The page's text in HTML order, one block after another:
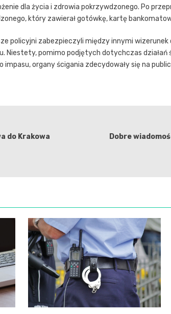
dla życia i zdrowia pokrzywdzonego. Po
który zawierał gotówkę, kartę
policyjni zabezpieczyli między innymi
Niestety, pomimo podjętych dotychczas działań
impasu, organy ścigania zdecydowały się na
do Krakowa
Dobre